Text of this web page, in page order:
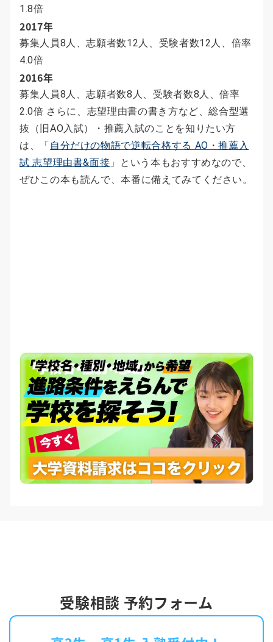
1.8倍
2017年
募集人員8人、志願者数12人、受験者数12人、倍率
4.0倍
2016年
募集人員8人、志願者数8人、受験者数8人、倍率
2.0倍 さらに、志望理由書の書き方など、総合型選
抜（旧AO入試）・推薦入試のことを知りたい方
は、「 自分だけの物語で逆転合格する AO・推薦入
試 志望理由書&面接 」という本もおすすめなので、
ぜひこの本も読んで、本番に備えてみてください。
受験相談 予約フォーム